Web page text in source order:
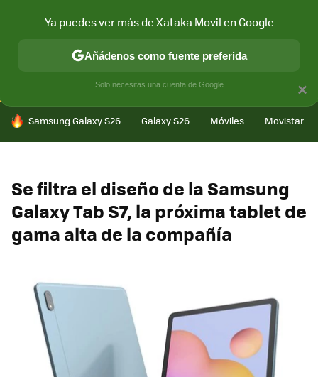
CONECTIVIDAD MÓVIL Y SOCIEDAD APLICACIONES
HOY SE HABLA DE
Samsung Galaxy S26 Galaxy S26 Móviles Movistar
Se filtra el diseño de la Samsung
Galaxy Tab S7, la próxima tablet de
gama alta de la compañía
×
Ya puedes ver más de Xataka Movil en Google
Añádenos como fuente preferida
Solo necesitas una cuenta de Google